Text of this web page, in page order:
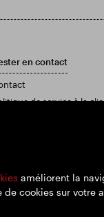
améliorent la
cookies sur votre
en contact
de service à la